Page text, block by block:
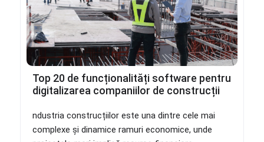
Top 20 de funcționalități software pentru
digitalizarea companiilor de construcții
ndustria construcțiilor este una dintre cele mai
complexe și dinamice ramuri economice, unde